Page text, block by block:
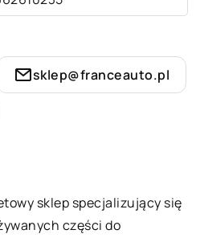
sklep@franceauto.pl
sklep specjalizujący się
części do